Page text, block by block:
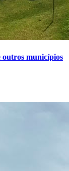
outros municípios